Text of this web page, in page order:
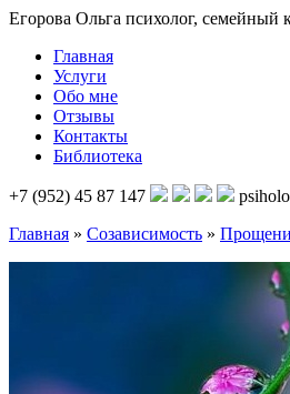
Егорова Ольга психолог, семейный
Главная
Услуги
Обо мне
Отзывы
Контакты
Библиотека
+7 (952) 45 87 147
Главная » Созависимость »